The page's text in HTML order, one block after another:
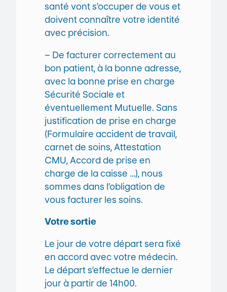
santé vont s’occuper de vous et
doivent connaître votre identité
avec précision.
– De facturer correctement au
bon patient, à la bonne adresse,
avec la bonne prise en charge
Sécurité Sociale et
éventuellement Mutuelle. Sans
justification de prise en charge
(Formulaire accident de travail,
carnet de soins, Attestation
CMU, Accord de prise en
charge de la caisse …), nous
sommes dans l’obligation de
vous facturer les soins.
Votre sortie
Le jour de votre départ sera fixé
en accord avec votre médecin.
Le départ s’effectue le dernier
jour à partir de 14h00.